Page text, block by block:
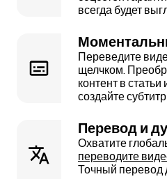
всегда будет
Переведите
щелчком.
контент в
создайте
Перевод и
Охватите
переводите
Точный перевод